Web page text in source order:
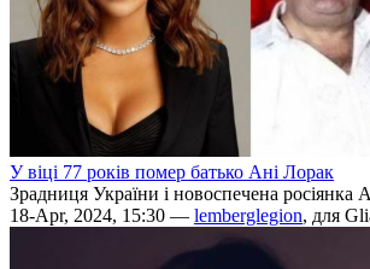
У віці 77 років помер батько Ані Лорак
Зрадниця України і новоспечена
18-Apr, 2024, 15:30 — lemberglegion, для